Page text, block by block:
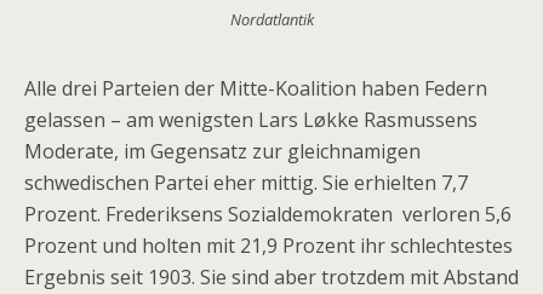
Nordatlantik
Alle drei Parteien der Mitte-Koalition haben Federn
gelassen – am wenigsten Lars Løkke Rasmussens
Moderate, im Gegensatz zur gleichnamigen
schwedischen Partei eher mittig. Sie erhielten 7,7
Prozent. Frederiksens Sozialdemokraten verloren 5,6
Prozent und holten mit 21,9 Prozent ihr schlechtestes
Ergebnis seit 1903. Sie sind aber trotzdem mit Abstand